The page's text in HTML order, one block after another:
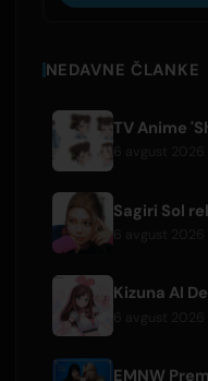
NEDAVNE ČLANKE